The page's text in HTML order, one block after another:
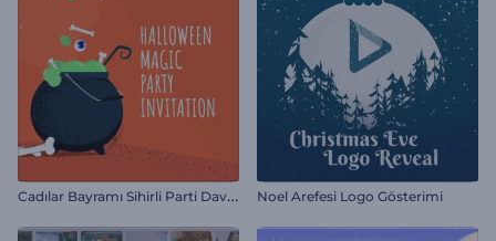
C
adılar Bayramı Sihirli Parti Davetiyesi Noel Arefesi Logo Gösterimi